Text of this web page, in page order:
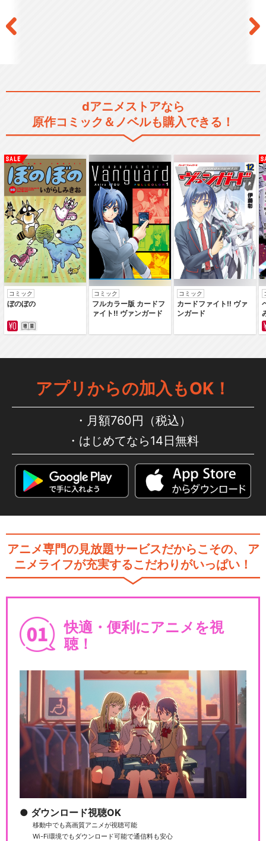
「おそ松さん 第2期」ショ
ートフィルムシリーズ
おそ松さん 第3期
おそ松さん 第4期
えいがのおそ松さん
「えいがのおそ松さん」劇場
公開記念特番 鈴村健…
おそ松さん～ヒピポ族と輝く
果実～
おそ松さん～魂のたこ焼きパ
ーティーと伝説のお泊…
おそ松さん on STAGE ～SIX
舞台『おそ松さん on STAGE
～SIX …
F6 1st LIVEツアー「Satisfa
c…
dアニメストアなら
原作コミック＆ノベルも購入できる！
コミック
ぼのぼの
コミック
フルカラー版 カードフ
ァイト‼ ヴァンガード
コミック
カードファイト‼ ヴァ
ンガード
アプリからの加入もOK！
月額760円（税込）
はじめてなら14日無料
アニメ専門の見放題サービスだからこその、
ア
ニメライフが充実するこだわりがいっぱい！
快適・便利にアニメを視
聴！
ダウンロード視聴OK
移動中でも高画質アニメが視聴可能
Wi-Fi環境でもダウンロード可能で通信料も安心